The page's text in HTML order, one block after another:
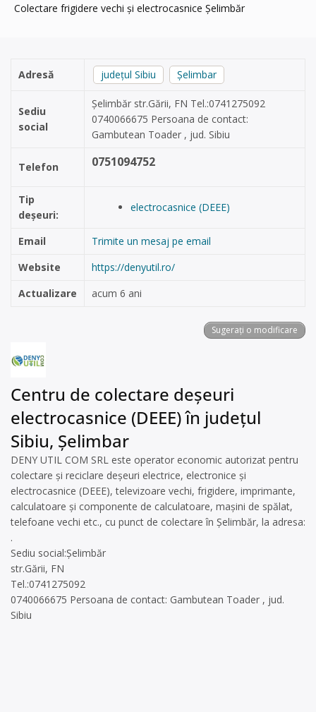
Colectare frigidere vechi și electrocasnice Șelimbăr
Adresă județul Sibiu Șelimbar
Sediu
social
Șelimbăr str.Gării, FN Tel.:0741275092
0740066675 Persoana de contact:
Gambutean Toader , jud. Sibiu
Telefon 0751094752
Tip
deșeuri:
electrocasnice (DEEE)
Email
Trimite un mesaj pe email
Website
https://denyutil.ro/
Actualizare
acum 6 ani
Sugerați o modificare
Centru de colectare deșeuri
electrocasnice (DEEE) în județul
Sibiu, Șelimbar
DENY UTIL COM SRL este operator economic autorizat pentru
colectare și reciclare deșeuri electrice, electronice și
electrocasnice (DEEE), televizoare vechi, frigidere, imprimante,
calculatoare și componente de calculatoare, mașini de spălat,
telefoane vechi etc., cu punct de colectare în Șelimbăr, la adresa:
.
Sediu social:Șelimbăr
str.Gării, FN
Tel.:0741275092
0740066675 Persoana de contact: Gambutean Toader , jud.
Sibiu